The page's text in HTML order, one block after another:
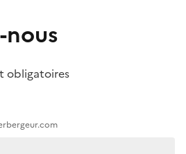
obligatoires